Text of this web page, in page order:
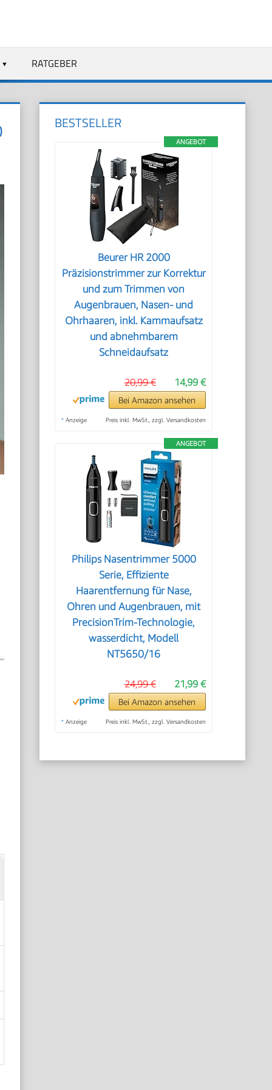
RATGEBER
BESTSELLER
ANGEBOT
Beurer HR 2000
Präzisionstrimmer zur Korrektur
und zum Trimmen von
Augenbrauen, Nasen- und
Ohrhaaren, inkl. Kammaufsatz
und abnehmbarem
Schneidaufsatz
14,99 €
20,99 €
Bei Amazon ansehen
* Anzeige Preis inkl. MwSt., zzgl. Versandkosten
ANGEBOT
Philips Nasentrimmer 5000
Serie, Effiziente
Haarentfernung für Nase,
Ohren und Augenbrauen, mit
PrecisionTrim-Technologie,
wasserdicht, Modell
NT5650/16
21,99 €
24,99 €
Bei Amazon ansehen
* Anzeige Preis inkl. MwSt., zzgl. Versandkosten